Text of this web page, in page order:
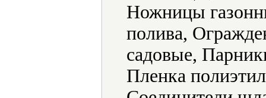
Ножницы
полива,
садовые,
Пленка